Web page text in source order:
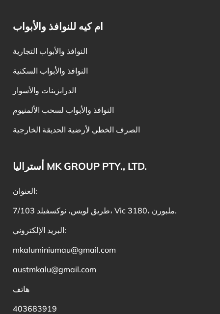
ام كيه للنوافذ والأبواب
النوافذ والأبواب التجارية
النوافذ والأبواب السكنية
الدرابزينات والأسوار
النوافذ والأبواب لسحب الألمنيوم
الصرف الخطي لأرضية الحديقة الخارجية
أستراليا MK GROUP PTY., LTD.
العنوان:
7/103 طريق لويس، نوكسفيلد، Vic 3180، ملبورن.
البريد الإلكتروني:
mkaluminiumau@gmail.com
austmkalu@gmail.com
هاتف
403683919